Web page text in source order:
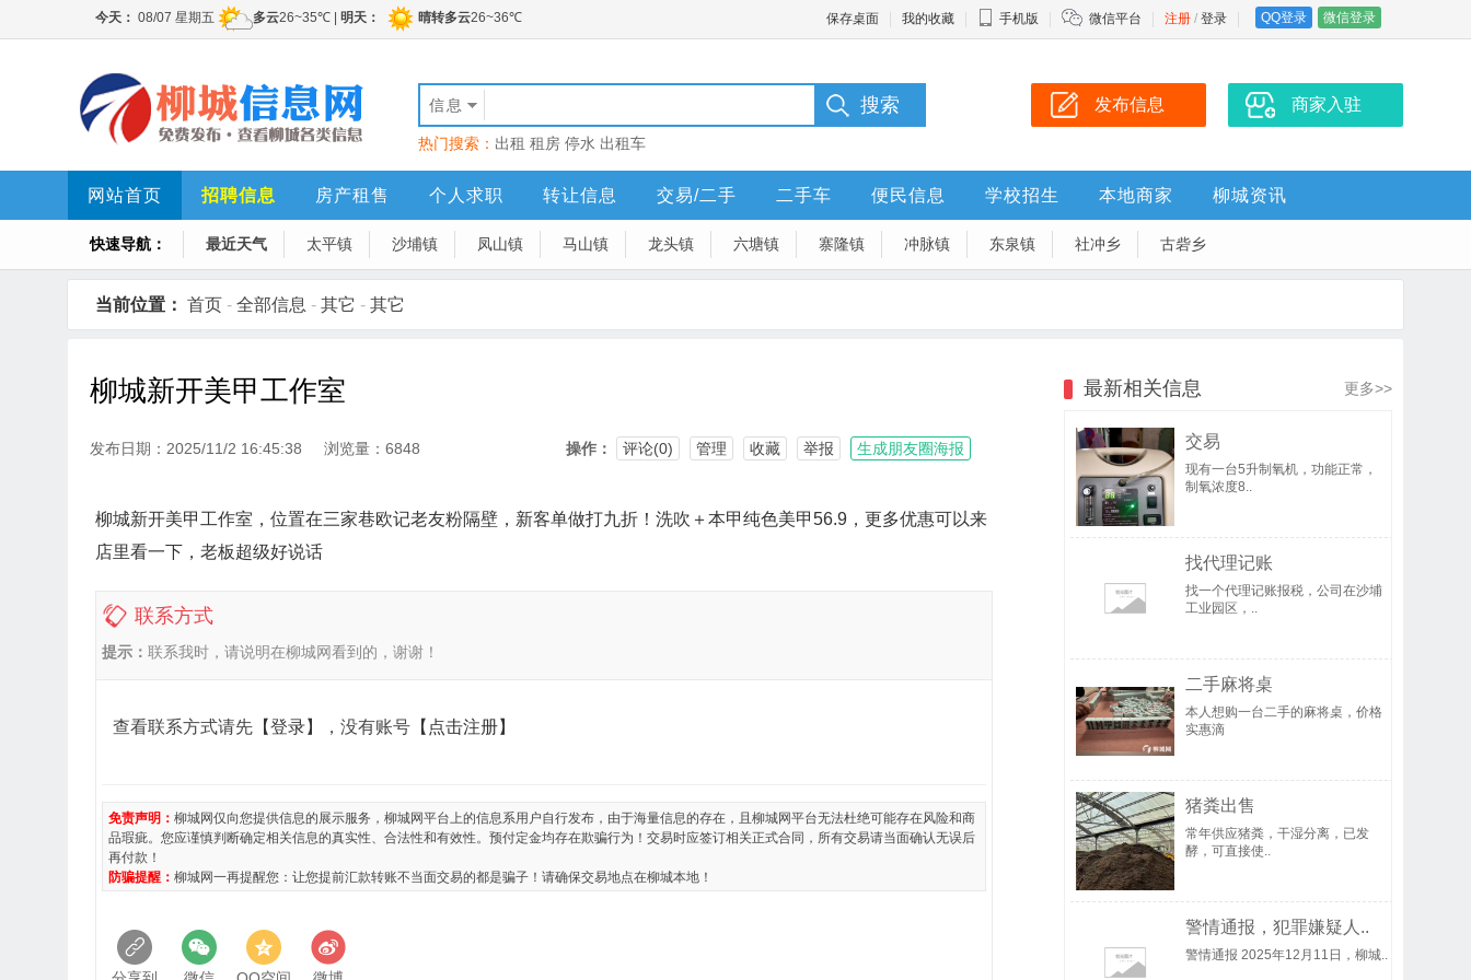
保存桌面 我的收藏 手机版 微信平台 注册 / 登录 QQ登录 微信登录
信息
热门搜索： 出租 租房 停水 出租车
发布信息 商家入驻
网站首页 招聘信息 房产租售 个人求职 转让信息 交易/二手 二手车 便民信息 学校招生 本地商家 柳城资讯
快速导航： 最近天气 太平镇 沙埔镇 凤山镇 马山镇 龙头镇 六塘镇 寨隆镇 冲脉镇 东泉镇 社冲乡 古砦乡
当前位置： 首页 - 全部信息 - 其它 - 其它
柳城新开美甲工作室
发布日期：2025/11/2 16:45:38 浏览量：6848 操作： 评论(0) 管理 收藏 举报 生成朋友圈海报
柳城新开美甲工作室，位置在三家巷欧记老友粉隔壁，新客单做打九折！洗吹＋本甲纯色美甲56.9，更多优惠可以来
店里看一下，老板超级好说话
联系方式
提示： 联系我时，请说明在柳城网看到的，谢谢！
查看联系方式请先 【登录】 ，没有账号 【点击注册】
免责声明： 柳城网仅向您提供信息的展示服务，柳城网平台上的信息系用户自行发布，由于海量信息的存在，且柳城网平台无法杜绝可能存在风险和商
品瑕疵。您应谨慎判断确定相关信息的真实性、合法性和有效性。预付定金均存在欺骗行为！交易时应签订相关正式合同，所有交易请当面确认无误后
再付款！
防骗提醒： 柳城网一再提醒您：让您提前汇款转账不当面交易的都是骗子！请确保交易地点在柳城本地！
最新相关信息 更多>>
交易
现有一台5升制氧机，功能正常，
制氧浓度8..
找代理记账
找一个代理记账报税，公司在沙埔
工业园区，..
二手麻将桌
本人想购一台二手的麻将桌，价格
实惠滴
猪粪出售
常年供应猪粪，干湿分离，已发
酵，可直接使..
警情通报，犯罪嫌疑人..
警情通报 2025年12月11日，柳城..